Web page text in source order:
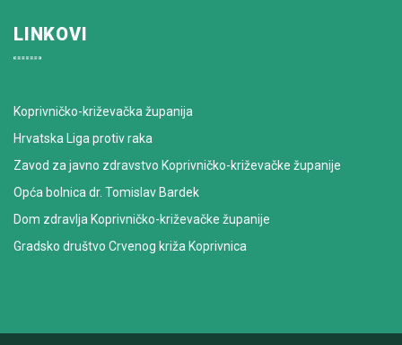
LINKOVI
Koprivničko-križevačka županija
Hrvatska Liga protiv raka
Zavod za javno zdravstvo Koprivničko-križevačke županije
Opća bolnica dr. Tomislav Bardek
Dom zdravlja Koprivničko-križevačke županije
Gradsko društvo Crvenog križa Koprivnica